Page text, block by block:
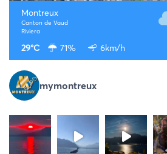
Montreux
Canton de Vaud
Riviera
29°C 71% 6km/h
mymontreux